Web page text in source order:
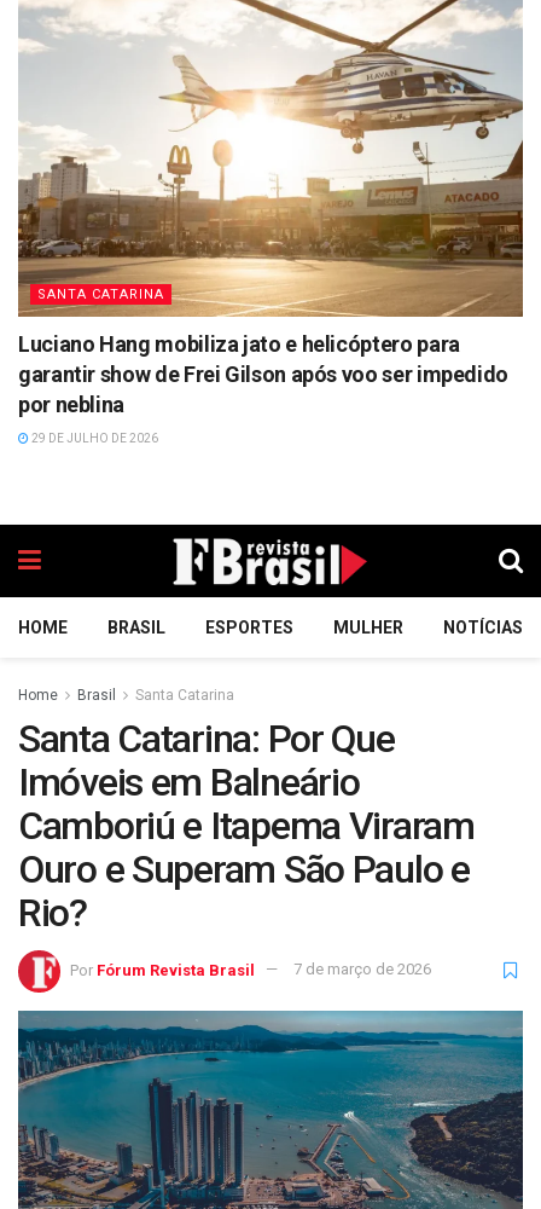
SANTA CATARINA
Luciano Hang mobiliza jato e helicóptero para
garantir show de Frei Gilson após voo ser impedido
por neblina
29 DE JULHO DE 2026
HOME BRASIL ESPORTES MULHER NOTÍCIAS
Home Brasil Santa Catarina
Santa Catarina: Por Que
Imóveis em Balneário
Camboriú e Itapema Viraram
Ouro e Superam São Paulo e
Rio?
Por Fórum Revista Brasil 7 de março de 2026